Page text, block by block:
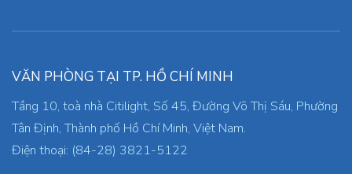
VĂN PHÒNG TẠI TP. HỒ CHÍ MINH
Tầng 10, toà nhà Citilight, Số 45, Đường Võ Thị Sáu, Phường
Tân Định, Thành phố Hồ Chí Minh, Việt Nam.
Điện thoại: (84-28) 3821-5122